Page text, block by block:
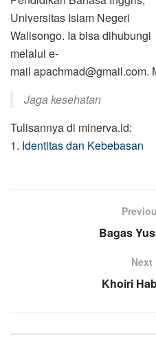
Universitas Islam Negeri
Walisongo. Ia bisa dihubungi
melalui e-
mail apachmad@gmail.com.
Jaga kesehatan
Tulisannya di minerva.id:
1. Identitas dan Kebebasan
Bagas
Next
Khoiri